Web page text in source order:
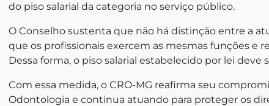
do piso salarial da categoria no serviço público.
O Conselho sustenta que não há distinção entre a
que os profissionais exercem as mesmas funções e
Dessa forma, o piso salarial estabelecido por lei deve
Com essa medida, o CRO-MG reafirma seu
Odontologia e continua atuando para proteger os